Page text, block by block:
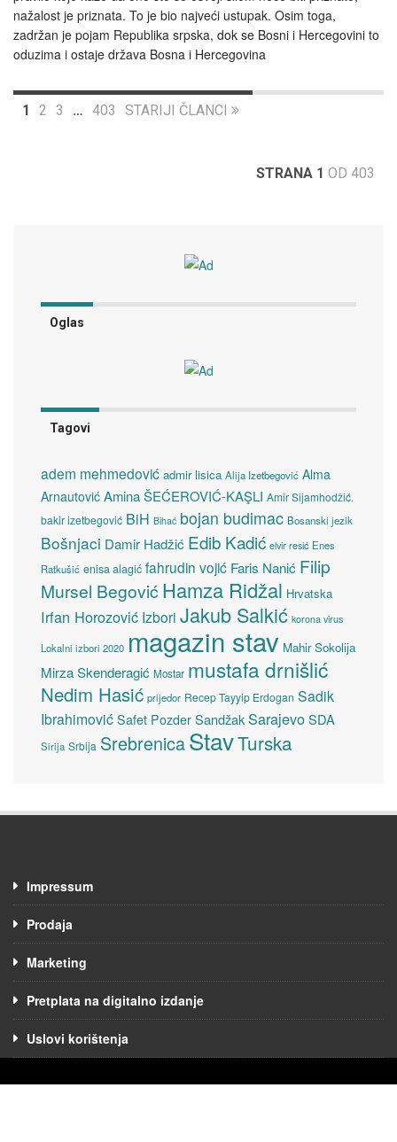
nažalost je priznata. To je bio najveći ustupak. Osim toga,
zadržan je pojam Republika srpska, dok se Bosni i Hercegovini to
oduzima i ostaje država Bosna i Hercegovina
1 2 3 … 403 STARIJI ČLANCI
STRANA 1 OD 403
Oglas
Tagovi
adem mehmedović admir lisica Alija Izetbegović Alma
Arnautović Amina ŠEĆEROVIĆ-KAŞLI Amir Sijamhodžić.
bakir izetbegović BiH Bihać bojan budimac Bosanski jezik
Bošnjaci Damir Hadžić Edib Kadić elvir resić Enes
Ratkušić enisa alagić fahrudin vojić Faris Nanić Filip
Mursel Begović Hamza Ridžal Hrvatska
Irfan Horozović Izbori Jakub Salkić korona virus
Lokalni izbori 2020 magazin stav Mahir Sokolija
Mirza Skenderagić Mostar mustafa drnišlić
Nedim Hasić prijedor Recep Tayyip Erdogan Sadik
Ibrahimović Safet Pozder SandžakSarajevoSDA
Sirija Srbija SrebrenicaStavTurska
Impressum
Prodaja
Marketing
Pretplata na digitalno izdanje
Uslovi korištenja